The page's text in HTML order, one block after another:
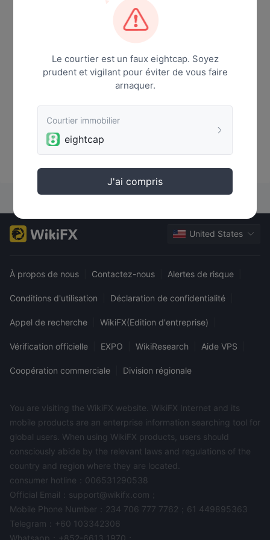
Le courtier est un faux eightcap. Soyez
prudent et vigilant pour éviter de vous faire
arnaquer.
Courtier immobilier
eightcap
J'ai compris
United States
À propos de nous Contactez-nous Alertes de risque
Conditions d'utilisation Déclaration de confidentialité
Appel de recherche WikiFX(Edition d'entreprise)
Vérification officielle EXPO WikiResearch Aide VPS
Coopération commerciale Division régionale
You are visiting the WikiFX website. WikiFX Internet and its
mobile products are an enterprise information searching tool for
global users. When using WikiFX products, users should
consciously abide by the relevant laws and regulations of the
country and region where they are located.
consumer hotline：006531290538
Official Email：support@wikifx.com；
Mobile Phone Number：234 706 777 7762；61 449895363
Telegram：+60 103342306
Whatsapp：+852-6613 1970；